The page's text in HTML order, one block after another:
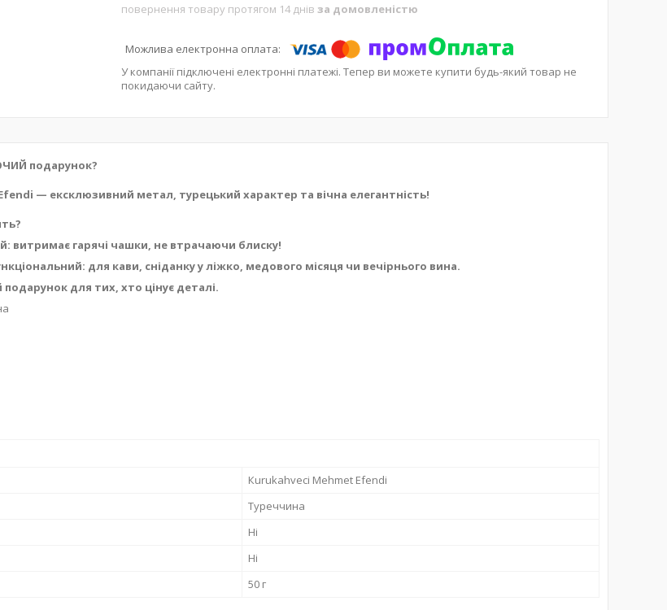
повернення товару протягом 14 днів за домовленістю
У компанії підключені електронні платежі. Тепер ви можете купити будь-який товар не
покидаючи сайту.
подарунок?
— ексклюзивний метал, турецький характер та вічна елегантність!
витримає гарячі чашки, не втрачаючи блиску!
для кави, сніданку у ліжко, медового місяця чи вечірнього вина.
подарунок для тих, хто цінує деталі.
Кurukahveci Mehmet Efendi
Туреччина
Ні
Ні
50 г